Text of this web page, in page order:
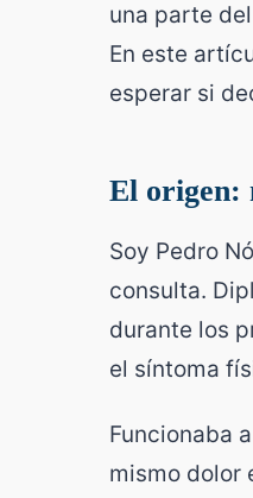
una parte
En este
esperar si
El origen:
Soy Pedro
consulta.
durante los
el síntoma
Funcionaba
mismo dolor